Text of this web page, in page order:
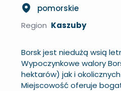
pomorskie
Region Kaszuby
Borsk jest niedużą wsią
Wypoczynkowe walory
hektarów) jak i
Miejscowość oferuje